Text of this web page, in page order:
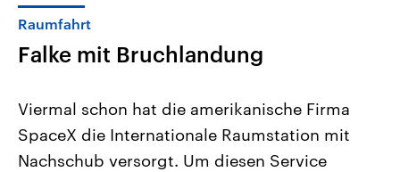
Themen
Raumfahrt
Falke mit Bruchlandung
Viermal schon hat die amerikanische Firma
SpaceX die Internationale Raumstation mit
Nachschub versorgt. Um diesen Service